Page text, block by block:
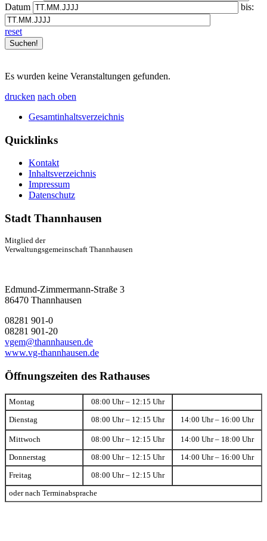
Datum
bis:
reset
Es wurden keine Veranstaltungen gefunden.
drucken nach oben
Gesamtinhaltsverzeichnis
Quicklinks
Kontakt
Inhaltsverzeichnis
Impressum
Datenschutz
Stadt Thannhausen
Mitglied der
Verwaltungsgemeinschaft Thannhausen
Edmund-Zimmermann-Straße 3
86470 Thannhausen
08281 901-0
08281 901-20
vgem@thannhausen.de
www.vg-thannhausen.de
Öffnungszeiten des Rathauses
Montag 08:00 Uhr – 12:15 Uhr
Dienstag 08:00 Uhr – 12:15 Uhr 14:00 Uhr – 16:00 Uhr
Mittwoch 08:00 Uhr – 12:15 Uhr 14:00 Uhr – 18:00 Uhr
Donnerstag 08:00 Uhr – 12:15 Uhr 14:00 Uhr – 16:00 Uhr
Freitag 08:00 Uhr – 12:15 Uhr
oder nach Terminabsprache